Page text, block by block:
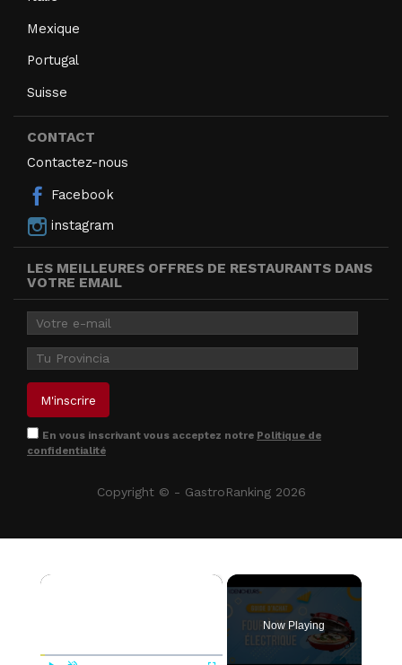
Mexique
Portugal
Suisse
CONTACT
Contactez-nous
Facebook
instagram
LES MEILLEURES OFFRES DE RESTAURANTS DANS
VOTRE EMAIL
En vous inscrivant vous acceptez notre Politique de
confidentialité
Copyright © - GastroRanking 2026
×
Now Playing